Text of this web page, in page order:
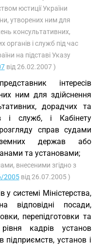
юстиції України
утворених ним для
консультативних,
органів і служб під час
на підставі Указу
від 26.02.2007 )
інтересів
ним для здійснення
дорадчих та
і служб, і Кабінету
справ судами
держав або
та установами;
внесеними згідно з
2005від 26.07.2005 )
у системі Міністерства,
відповідні посади,
перепідготовки та
кадрів установ
підприємств, установ і